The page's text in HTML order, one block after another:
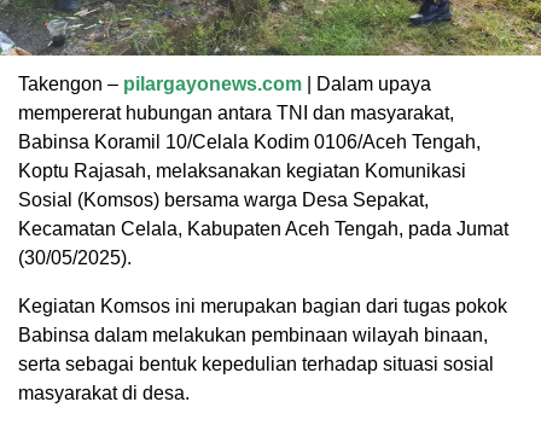
Takengon – pilargayonews.com | Dalam upaya
mempererat hubungan antara TNI dan masyarakat,
Babinsa Koramil 10/Celala Kodim 0106/Aceh Tengah,
Koptu Rajasah, melaksanakan kegiatan Komunikasi
Sosial (Komsos) bersama warga Desa Sepakat,
Kecamatan Celala, Kabupaten Aceh Tengah, pada Jumat
(30/05/2025).
Kegiatan Komsos ini merupakan bagian dari tugas pokok
Babinsa dalam melakukan pembinaan wilayah binaan,
serta sebagai bentuk kepedulian terhadap situasi sosial
masyarakat di desa.